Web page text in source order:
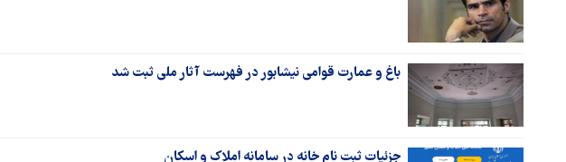
باغ و عمارت قوامی نیشابور در فهرست آثار ملی ثبت شد
جزئیات ثبت نام خانه در سامانه املاک و اسکان